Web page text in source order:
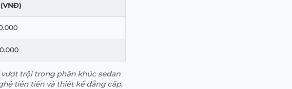
trội trong phân khúc sedan
tiên tiến và thiết kế đẳng cấp.